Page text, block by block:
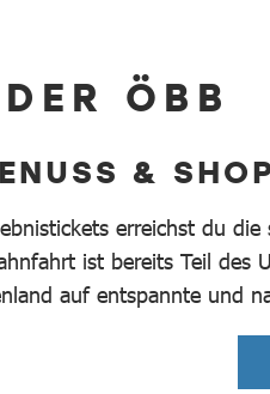
ÖBB
&
erreichst du
ist bereits Teil des
auf entspannte und